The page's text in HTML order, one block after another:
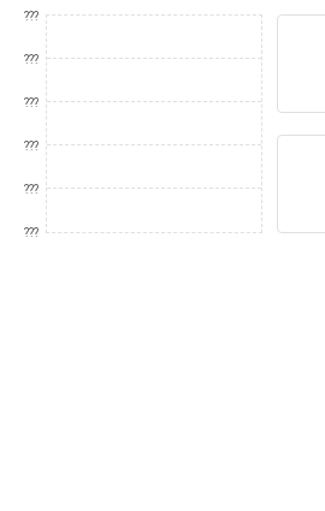
???
???
???
???
???
???